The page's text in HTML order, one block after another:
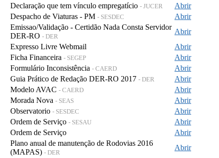
Declaração que tem vínculo empregatício - JUCER
Abrir
Despacho de Viaturas - PM - SESDEC
Abrir
Emissao/Validação - Certidão Nada Consta Servidor
DER-RO - DER
Abrir
Expresso Livre Webmail
Abrir
Ficha Financeira - SEGEP
Abrir
Formulário Inconsistência - CAERD
Abrir
Guia Prático de Redação DER-RO 2017 - DER
Abrir
Modelo AVAC - CAERD
Abrir
Morada Nova - SEAS
Abrir
Observatorio - SESDEC
Abrir
Ordem de Serviço - SESAU
Abrir
Ordem de Serviço
Abrir
Plano anual de manutenção de Rodovias 2016
(MAPAS) - DER
Abrir